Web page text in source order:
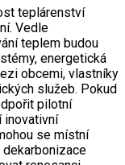
teplárenství
Vedle
teplem budou
energetická
obcemi, vlastníky
služeb. Pokud
pilotní
inovativní
se místní